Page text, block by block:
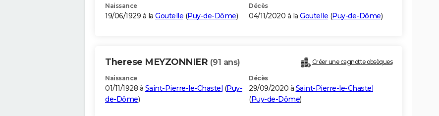
Naissance
19/06/1929 à la Goutelle (Puy-de-Dôme)
Décès
04/11/2020 à la Goutelle (Puy-de-Dôme)
Therese MEYZONNIER (91 ans) Créer une cagnotte obsèques
Naissance
01/11/1928 à Saint-Pierre-le-Chastel (Puy-
de-Dôme)
Décès
29/09/2020 à Saint-Pierre-le-Chastel
(Puy-de-Dôme)